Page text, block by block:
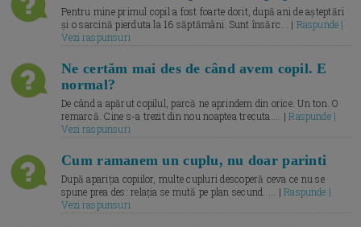
Pentru mine primul copil a fost foarte dorit, după ani de așteptări
și o sarcină pierduta la 16 săptămâni. Sunt însărc... | Raspunde |
Vezi raspunsuri
Ne certăm mai des de când avem copil. E
normal?
De când a apărut copilul, parcă ne aprindem din orice. Un ton. O
remarcă. Cine s-a trezit din nou noaptea trecuta.... |Raspunde |
Vezi raspunsuri
Cum ramanem un cuplu, nu doar parinti
După apariția copiilor, multe cupluri descoperă ceva ce nu se
spune prea des: relația se mută pe plan secund. ... |Raspunde |
Vezi raspunsuri